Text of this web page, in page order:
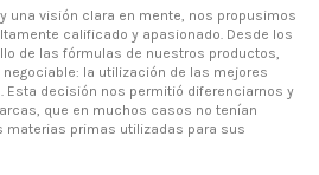
una visión clara en mente, nos propusimos
calificado y apasionado. Desde los
de las fórmulas de nuestros productos,
la utilización de las mejores
Esta decisión nos permitió diferenciarnos y
que en muchos casos no tenían
materias primas utilizadas para sus